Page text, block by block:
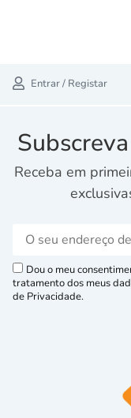
Entrar / Registar
Receba em
Dou o meu
tratamento dos meus
de Privacidade.